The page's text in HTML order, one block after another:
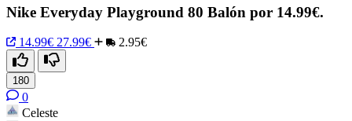
Nike Everyday Playground 80 Balón por 14.99€.
14.99€ 27.99€ 2.95€
180
0
Celeste